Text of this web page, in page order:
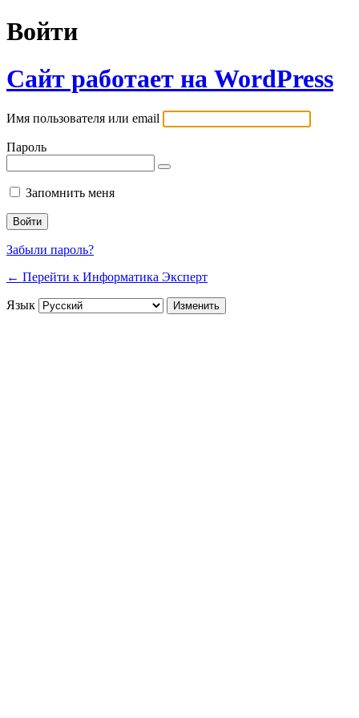
Войти
Сайт работает на WordPress
Имя пользователя или email
Пароль
Запомнить меня
Забыли пароль?
← Перейти к Информатика Эксперт
Язык